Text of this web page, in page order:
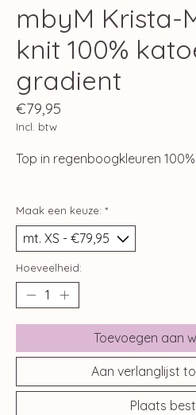
mbyM Krista-
knit 100%
gradient
€79,95
Incl. btw
Top in regenboogkleuren
Maak een keuze: *
Hoeveelheid:
Toevoegen aan
Aan verlanglijst
Plaats